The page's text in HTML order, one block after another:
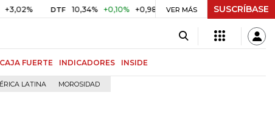
DTF 10,34% +0,10% +0,98% UVR $ 416,86 +$ 0,05 +0,01%
VER MÁS SUSCRÍBASE
CAJA FUERTE INDICADORES INSIDE
LATINA MOROSIDAD